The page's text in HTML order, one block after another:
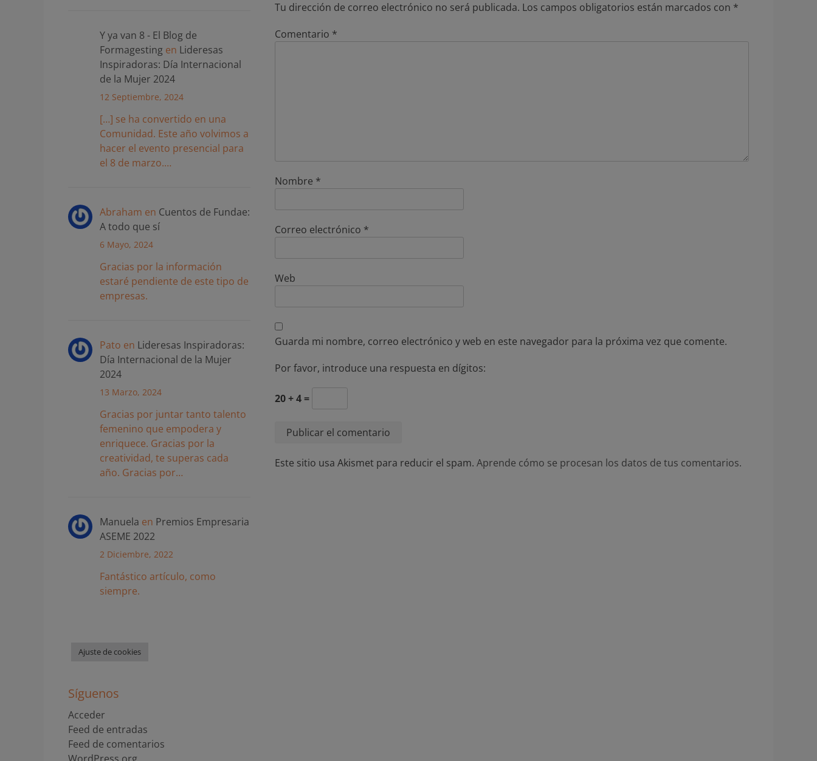
Tu dirección de correo electrónico no será publicada. Los campos obligatorios están marcados con *
Comentario *
Nombre *
Correo electrónico *
Web
Guarda mi nombre, correo electrónico y web en este navegador para la próxima vez que comente.
Por favor, introduce una respuesta en dígitos:
20 + 4 =
Este sitio usa Akismet para reducir el spam. Aprende cómo se procesan los datos de tus comentarios.
Y ya van 8 - El Blog de
Formagesting en Lideresas
Inspiradoras: Día Internacional
de la Mujer 2024
12 Septiembre, 2024
[…] se ha convertido en una
Comunidad. Este año volvimos a
hacer el evento presencial para
el 8 de marzo.…
Abraham en Cuentos de Fundae:
A todo que sí
6 Mayo, 2024
Gracias por la información
estaré pendiente de este tipo de
empresas.
Pato en Lideresas Inspiradoras:
Día Internacional de la Mujer
2024
13 Marzo, 2024
Gracias por juntar tanto talento
femenino que empodera y
enriquece. Gracias por la
creatividad, te superas cada
año. Gracias por…
Manuela en Premios Empresaria
ASEME 2022
2 Diciembre, 2022
Fantástico artículo, como
siempre.
Ajuste de cookies
Síguenos
Acceder
Feed de entradas
Feed de comentarios